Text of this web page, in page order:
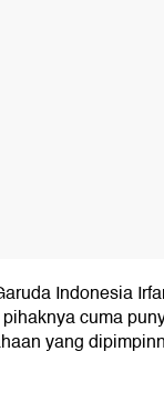
Indonesia
cuma
yang